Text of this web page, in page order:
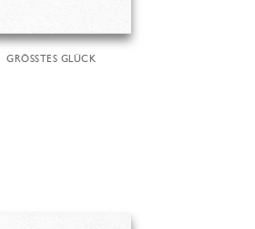
GRÖSSTES GLÜCK